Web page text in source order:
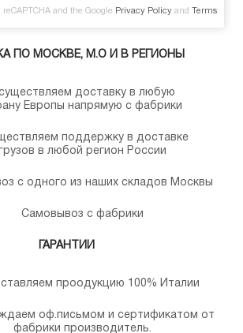
reCAPTCHA and the Google Privacy Policy and
Terms
ПО МОСКВЕ, М.О И В РЕГИОНЫ
доставку в любую
Европы напрямую с фабрики
поддержку в доставке
в любой регион России
с одного из наших складов Москвы
Самовывоз с фабрики
ГАРАНТИИ
проодукцию 100% Италии
оф.письмом и сертификатом от
фабрики производитель.